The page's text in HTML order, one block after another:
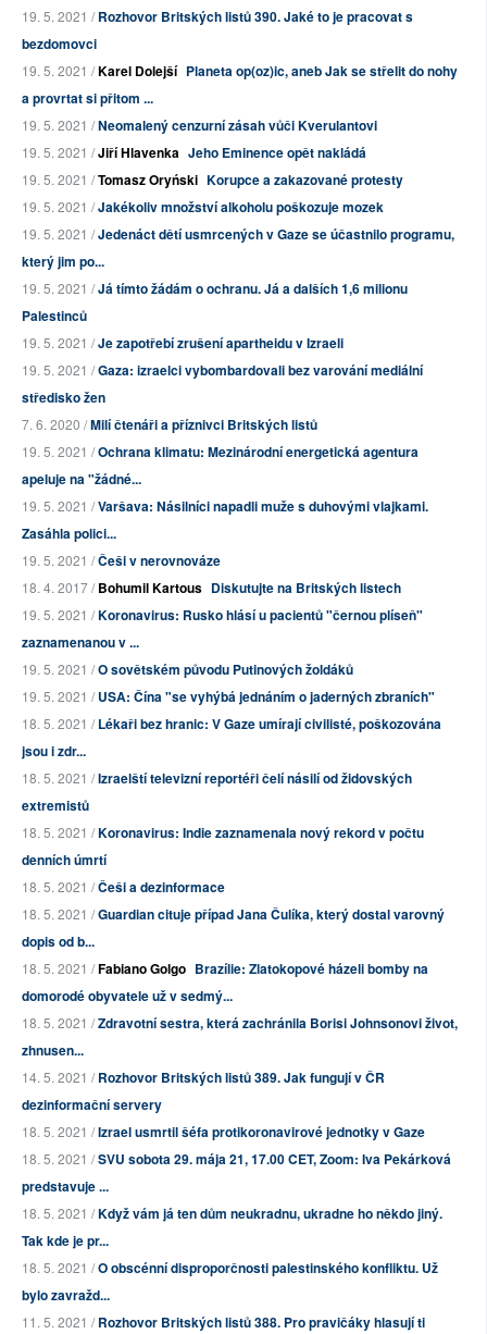
19. 5. 2021 /Rozhovor Britských listů 390. Jaké to je pracovat s
bezdomovci
19. 5. 2021 /Karel Dolejší Planeta op(oz)ic, aneb Jak se střelit do nohy
a provrtat si přitom ...
19. 5. 2021 /Neomalený cenzurní zásah vůči Kverulantovi
19. 5. 2021 /Jiří Hlavenka Jeho Eminence opět nakládá
19. 5. 2021 /Tomasz Oryński Korupce a zakazované protesty
19. 5. 2021 /Jakékoliv množství alkoholu poškozuje mozek
19. 5. 2021 /Jedenáct dětí usmrcených v Gaze se účastnilo programu,
který jim po...
19. 5. 2021 /Já tímto žádám o ochranu. Já a dalších 1,6 milionu
Palestinců
19. 5. 2021 /Je zapotřebí zrušení apartheidu v Izraeli
19. 5. 2021 /Gaza: izraelci vybombardovali bez varování mediální
středisko žen
7. 6. 2020 /Milí čtenáři a příznivci Britských listů
19. 5. 2021 /Ochrana klimatu: Mezinárodní energetická agentura
apeluje na "žádné...
19. 5. 2021 /Varšava: Násilníci napadli muže s duhovými vlajkami.
Zasáhla polici...
19. 5. 2021 /Češi v nerovnováze
18. 4. 2017 /Bohumil Kartous Diskutujte na Britských listech
19. 5. 2021 /Koronavirus: Rusko hlásí u pacientů "černou plíseň"
zaznamenanou v ...
19. 5. 2021 /O sovětském původu Putinových žoldáků
19. 5. 2021 /USA: Čína "se vyhýbá jednáním o jaderných zbraních"
18. 5. 2021 /Lékaři bez hranic: V Gaze umírají civilisté, poškozována
jsou i zdr...
18. 5. 2021 /Izraelští televizní reportéři čelí násilí od židovských
extremistů
18. 5. 2021 /Koronavirus: Indie zaznamenala nový rekord v počtu
denních úmrtí
18. 5. 2021 /Češi a dezinformace
18. 5. 2021 /Guardian cituje případ Jana Čulíka, který dostal varovný
dopis od b...
18. 5. 2021 /Fabiano Golgo Brazílie: Zlatokopové házeli bomby na
domorodé obyvatele už v sedmý...
18. 5. 2021 /Zdravotní sestra, která zachránila Borisi Johnsonovi život,
zhnusen...
14. 5. 2021 /Rozhovor Britských listů 389. Jak fungují v ČR
dezinformační servery
18. 5. 2021 /Izrael usmrtil šéfa protikoronavirové jednotky v Gaze
18. 5. 2021 /SVU sobota 29. mája 21, 17.00 CET, Zoom: Iva Pekárková
predstavuje ...
18. 5. 2021 /Když vám já ten dům neukradnu, ukradne ho někdo jiný.
Tak kde je pr...
18. 5. 2021 /O obscénní disproporčnosti palestinského konfliktu. Už
bylo zavražd...
11. 5. 2021 /Rozhovor Britských listů 388. Pro pravičáky hlasují ti